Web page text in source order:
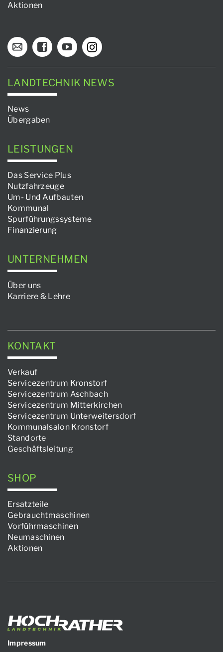
Aktionen
LANDTECHNIK NEWS
News
Übergaben
LEISTUNGEN
Das Service Plus
Nutzfahrzeuge
Um- Und Aufbauten
Kommunal
Spurführungssysteme
Finanzierung
UNTERNEHMEN
Über uns
Karriere & Lehre
KONTAKT
Verkauf
Servicezentrum Kronstorf
Servicezentrum Aschbach
Servicezentrum Mitterkirchen
Servicezentrum Unterweitersdorf
Kommunalsalon Kronstorf
Standorte
Geschäftsleitung
SHOP
Ersatzteile
Gebrauchtmaschinen
Vorführmaschinen
Neumaschinen
Aktionen
Impressum